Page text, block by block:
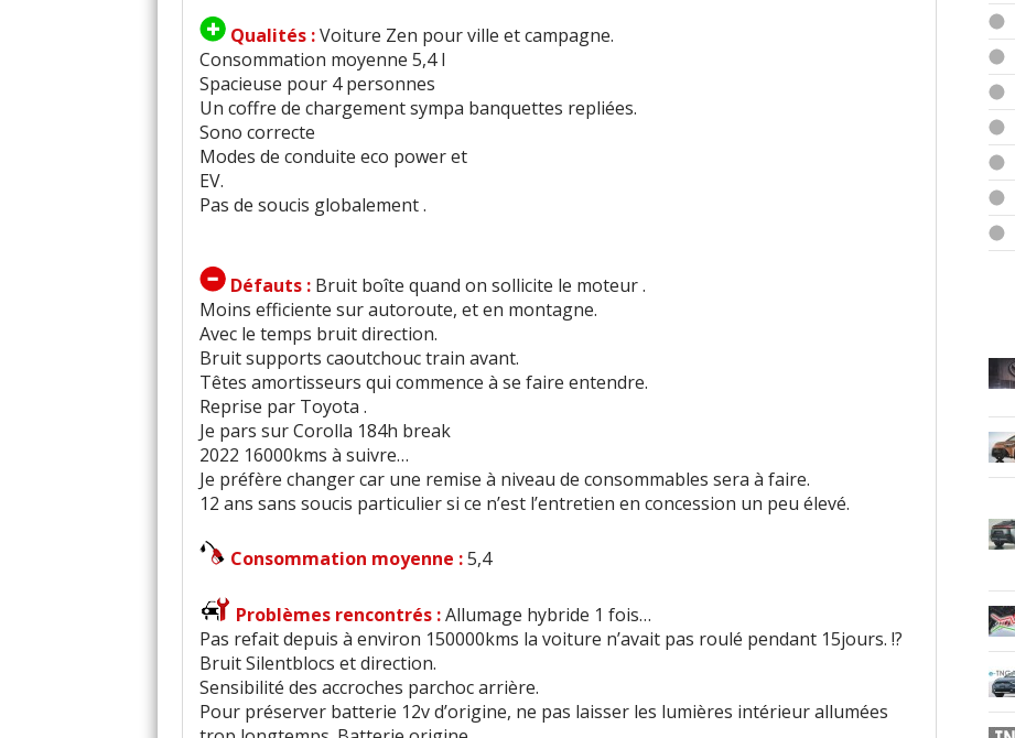
Qualités :Voiture Zen pour ville et campagne.
Consommation moyenne 5,4 l
Spacieuse pour 4 personnes
Un coffre de chargement sympa banquettes repliées.
Sono correcte
Modes de conduite eco power et
EV.
Pas de soucis globalement .
Défauts : Bruit boîte quand on sollicite le moteur .
Moins efficiente sur autoroute, et en montagne.
Avec le temps bruit direction.
Bruit supports caoutchouc train avant.
Têtes amortisseurs qui commence à se faire entendre.
Reprise par Toyota .
Je pars sur Corolla 184h break
2022 16000kms à suivre…
Je préfère changer car une remise à niveau de consommables sera à faire.
12 ans sans soucis particulier si ce n’est l’entretien en concession un peu élevé.
Consommation moyenne :5,4
Problèmes rencontrés :Allumage hybride 1 fois…
Pas refait depuis à environ 150000kms la voiture n’avait pas roulé pendant 15jours. !?
Bruit Silentblocs et direction.
Sensibilité des accroches parchoc arrière.
Pour préserver batterie 12v d’origine, ne pas laisser les lumières intérieur allumées